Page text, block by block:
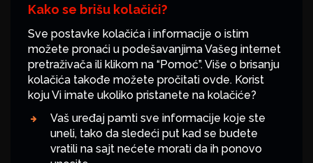
Kako se brišu kolačići?
Sve postavke kolačića i informacije o istim
možete pronaći u podešavanjima Vašeg internet
pretraživača ili klikom na “Pomoć”. Više o brisanju
kolačića takođe možete pročitati ovde. Korist
koju Vi imate ukoliko pristanete na kolačiće?
Vaš uređaj pamti sve informacije koje ste
uneli, tako da sledeći put kad se budete
vratili na sajt nećete morati da ih ponovo